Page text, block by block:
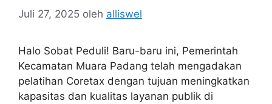
Juli 27, 2025 oleh alliswel
Halo Sobat Peduli! Baru-baru ini, Pemerintah
Kecamatan Muara Padang telah mengadakan
pelatihan Coretax dengan tujuan meningkatkan
kapasitas dan kualitas layanan publik di